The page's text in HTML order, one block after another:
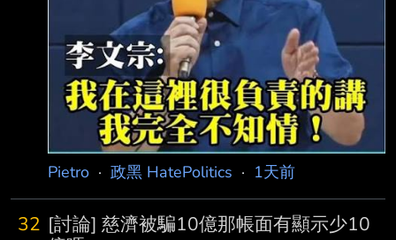
騙10.6億元顧問費。
Pietro · 政黑 HatePolitics · 1天前
32 [討論] 慈濟被騙10億那帳面有顯示少10